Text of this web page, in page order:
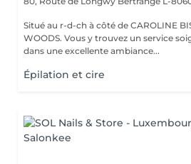
Situé au r-d-ch à côté de CAROLINE BISS et vis-â-vis de RIVER
WOODS. Vous y trouvez un service soigné et professionnel
dans une excellente ambiance...
Épilation et cire